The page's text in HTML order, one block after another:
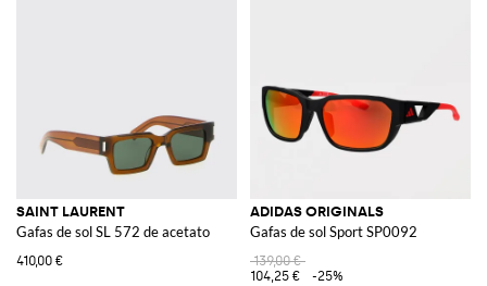
SAINT LAURENT
Gafas de sol SL 572 de acetato
410,00 €
ADIDAS ORIGINALS
Gafas de sol Sport SP0092
139,00 €
104,25 €
-25%